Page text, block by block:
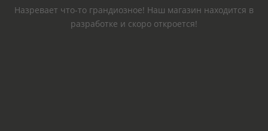
Назревает что-то грандиозное! Наш магазин находится в
разработке и скоро откроется!